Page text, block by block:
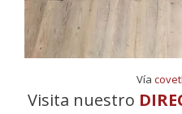
Vía
Visita nuestro